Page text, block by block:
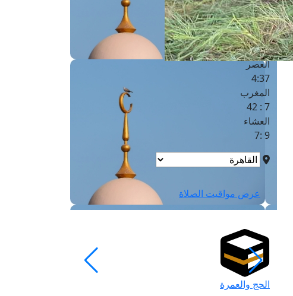
الشروق
6 :18
الظهر
1 : 0
العصر
4:37
المغرب
7 : 42
العشاء
9 :7
عرض مواقيت الصلاة
الحج والعمرة